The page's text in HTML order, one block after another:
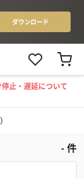
止・遅延について
-件